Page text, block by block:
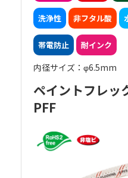
・八興からの提
洗浄性 非フタル酸
帯電防止 耐インク
内径サイズ：φ6.5mm
ペイントフレ
PFF